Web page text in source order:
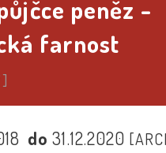
peněz -
farnost
do31.12.2020